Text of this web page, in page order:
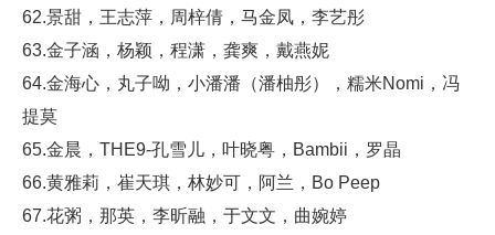
62.景甜，王志萍，周梓倩，马金凤，李艺彤
63.金子涵，杨颖，程潇，龚爽，戴燕妮
64.金海心，丸子呦，小潘潘（潘柚彤），糯米Nomi，冯
提莫
65.金晨，THE9-孔雪儿，叶晓粤，Bambii，罗晶
66.黄雅莉，崔天琪，林妙可，阿兰，Bo Peep
67.花粥，那英，李昕融，于文文，曲婉婷